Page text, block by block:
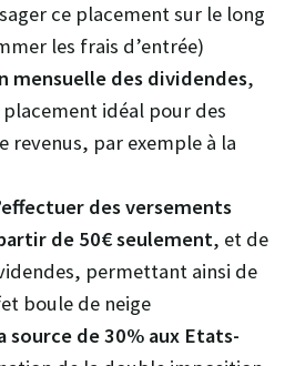
ce placement sur le long
les frais d’entrée)
mensuelle des dividendes,
idéal pour des
revenus, par exemple à la
des versements
de 50€ seulement, et de
permettant ainsi de
boule de neige
source de 30% aux Etats-